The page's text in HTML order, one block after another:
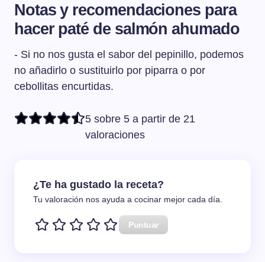
Notas y recomendaciones para
hacer paté de salmón ahumado
- Si no nos gusta el sabor del pepinillo, podemos
no añadirlo o sustituirlo por piparra o por
cebollitas encurtidas.
5 sobre 5 a partir de 21
valoraciones
¿Te ha gustado la receta?
Tu valoración nos ayuda a cocinar mejor cada día.
Puntuar